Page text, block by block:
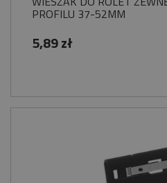
PROFILU 37-52MM
5,89 zł